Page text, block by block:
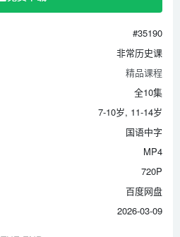
#35190
非常历史课
精品课程
全10集
7-10岁, 11-14岁
国语中字
MP4
720P
百度网盘
2026-03-09